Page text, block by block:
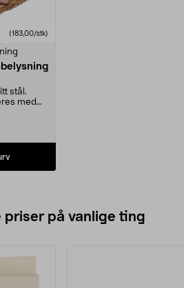
(183,00/stk)
stål.
med
ca. 63 cm.
priser på vanlige ting